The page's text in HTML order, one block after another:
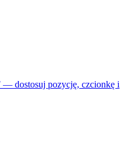
dostosuj pozycję, czcionkę i